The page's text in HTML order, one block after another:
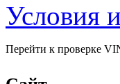
Условия
Перейти к проверке